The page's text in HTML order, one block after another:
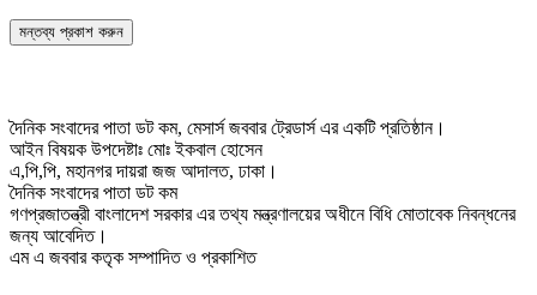
দৈনিক সংবাদের পাতা ডট কম, মেসার্স জববার ট্রেডার্স এর একটি প্রতিষ্ঠান।
আইন বিষয়ক উপদেষ্টাঃ মোঃ ইকবাল হোসেন
এ,পি,পি, মহানগর দায়রা জজ আদালত, ঢাকা।
দৈনিক সংবাদের পাতা ডট কম
গণপ্রজাতন্ত্রী বাংলাদেশ সরকার এর তথ্য মন্ত্রণালয়ের অধীনে বিধি মোতাবেক নিবন্ধনের
জন্য আবেদিত।
এম এ জববার কতৃক সম্পাদিত ও প্রকাশিত